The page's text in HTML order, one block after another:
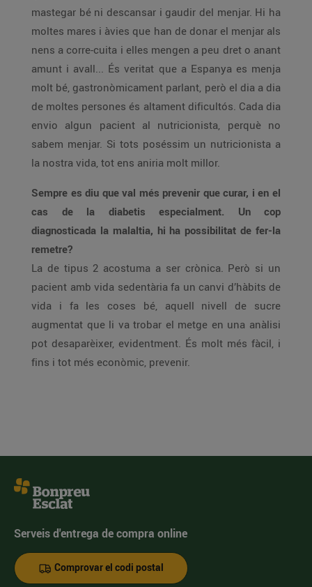
mastegar bé ni descansar i gaudir del menjar. Hi ha
moltes mares i àvies que han de donar el menjar als
nens a corre-cuita i elles mengen a peu dret o anant
amunt i avall... És veritat que a Espanya es menja
molt bé, gastronòmicament parlant, però el dia a dia
de moltes persones és altament dificultós. Cada dia
envio algun pacient al nutricionista, perquè no
sabem menjar. Si tots poséssim un nutricionista a
la nostra vida, tot ens aniria molt millor.
Sempre es diu que val més prevenir que curar, i en el
cas de la diabetis especialment. Un cop
diagnosticada la malaltia, hi ha possibilitat de fer-la
remetre?
La de tipus 2 acostuma a ser crònica. Però si un
pacient amb vida sedentària fa un canvi d’hàbits de
vida i fa les coses bé, aquell nivell de sucre
augmentat que li va trobar el metge en una anàlisi
pot desaparèixer, evidentment. És molt més fàcil, i
fins i tot més econòmic, prevenir.
Serveis d'entrega de compra online
Comprovar el codi postal